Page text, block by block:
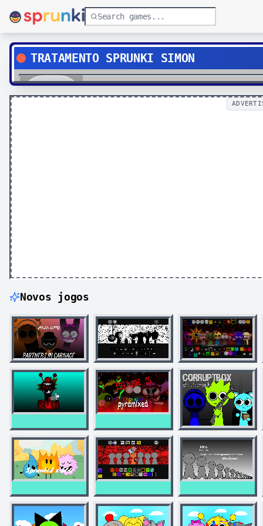
TRATAMENTO SPRUNKI SIMON
Play
Novos jogos